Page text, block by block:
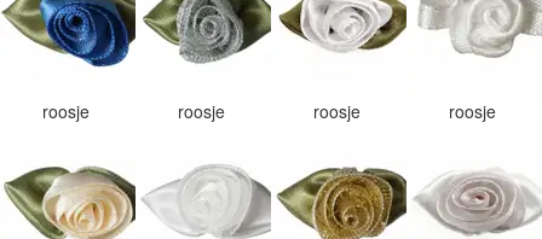
roosje roosje roosje roosje